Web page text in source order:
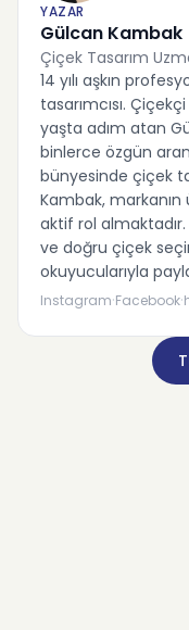
YAZAR
Gülcan Kambak
Çiçek Tasarım
14 yılı aşkın
tasarımcısı.
yaşta adım atan
binlerce özgün
bünyesinde çiçek
Kambak, markanın
aktif rol
ve doğru çiçek
okuyucularıyla
Instagram·Facebook·